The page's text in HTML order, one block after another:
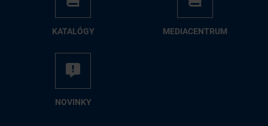
KA­TA­LÓ­GY ME­DIA­CEN­TRUM
NO­VIN­KY